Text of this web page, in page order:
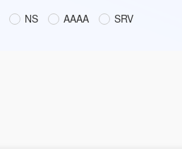
NS AAAA SRV